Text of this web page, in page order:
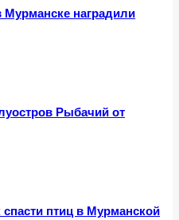
Мурманске наградили
Рыбачий от
птиц в Мурманской